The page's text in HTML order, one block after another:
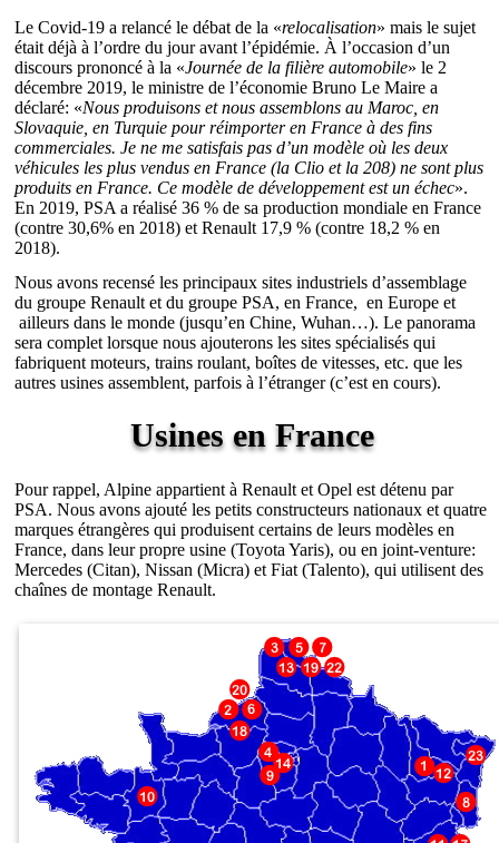
Le Covid-19 a relancé le débat de la «relocalisation» mais le sujet
était déjà à l’ordre du jour avant l’épidémie. À l’occasion d’un
discours prononcé à la «Journée de la filière automobile» le 2
décembre 2019, le ministre de l’économie Bruno Le Maire a
déclaré: «Nous produisons et nous assemblons au Maroc, en
Slovaquie, en Turquie pour réimporter en France à des fins
commerciales. Je ne me satisfais pas d’un modèle où les deux
véhicules les plus vendus en France (la Clio et la 208) ne sont plus
produits en France. Ce modèle de développement est un échec».
En 2019, PSA a réalisé 36 % de sa production mondiale en France
(contre 30,6% en 2018) et Renault 17,9 % (contre 18,2 % en
2018).
Nous avons recensé les principaux sites industriels d’assemblage
du groupe Renault et du groupe PSA, en France, en Europe et
ailleurs dans le monde (jusqu’en Chine, Wuhan…). Le panorama
sera complet lorsque nous ajouterons les sites spécialisés qui
fabriquent moteurs, trains roulant, boîtes de vitesses, etc. que les
autres usines assemblent, parfois à l’étranger (c’est en cours).
Usines en France
Pour rappel, Alpine appartient à Renault et Opel est détenu par
PSA. Nous avons ajouté les petits constructeurs nationaux et quatre
marques étrangères qui produisent certains de leurs modèles en
France, dans leur propre usine (Toyota Yaris), ou en joint-venture:
Mercedes (Citan), Nissan (Micra) et Fiat (Talento), qui utilisent des
chaînes de montage Renault.